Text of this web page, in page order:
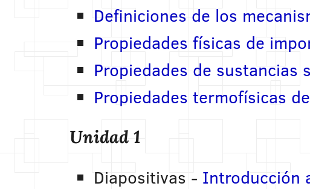
Definiciones de los
Propiedades físicas de
Propiedades de sustancias
Propiedades termofísicas
Unidad 1
Diapositivas - Introducción